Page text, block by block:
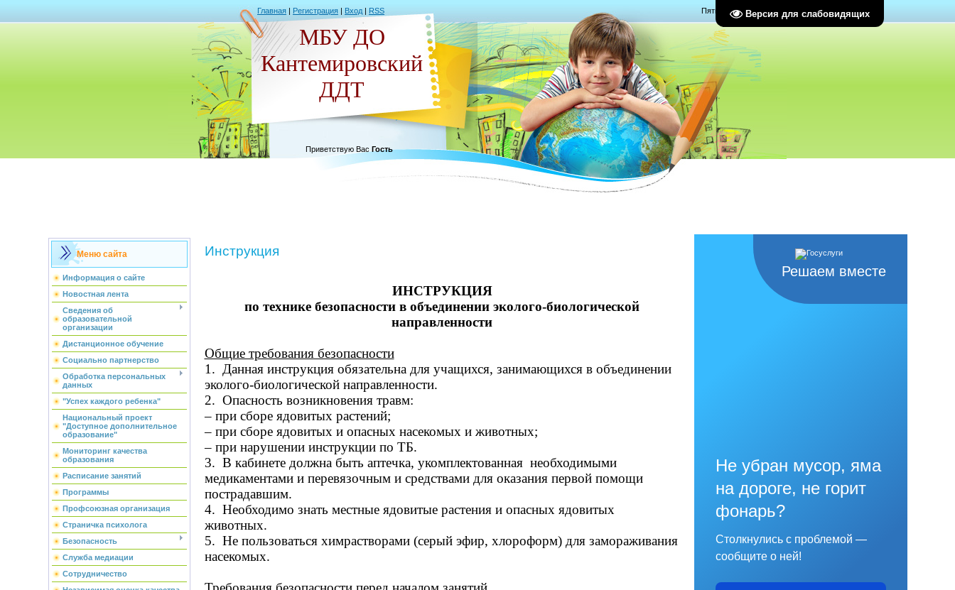
Версия для слабовидящих
Главная | Регистрация | Вход | RSS Пятница, 07.08.2026, 11:13
МБУ ДО
Кантемировский
ДДТ
Приветствую Вас Гость
Меню сайта
Информация о сайте
Новостная лента
Сведения об
образовательной
организации
Дистанционное обучение
Социально партнерство
Обработка персональных
данных
"Успех каждого ребенка"
Национальный проект
"Доступное дополнительное
образование"
Мониторинг качества
образования
Расписание занятий
Программы
Профсоюзная организация
Страничка психолога
Безопасность
Служба медиации
Сотрудничество
Инструкция
ИНСТРУКЦИЯ
по технике безопасности в объединении эколого-биологической
направленности
Общие требования безопасности
1. Данная инструкция обязательна для учащихся, занимающихся в объединении
эколого-биологической направленности.
2. Опасность возникновения травм:
– при сборе ядовитых растений;
– при сборе ядовитых и опасных насекомых и животных;
– при нарушении инструкции по ТБ.
3. В кабинете должна быть аптечка, укомплектованная необходимыми
медикаментами и перевязочным и средствами для оказания первой помощи
пострадавшим.
4. Необходимо знать местные ядовитые растения и опасных ядовитых
животных.
5. Не пользоваться химрастворами (серый эфир, хлороформ) для замораживания
насекомых.
Решаем вместе
Не убран мусор, яма
на дороге, не горит
фонарь?
Столкнулись с проблемой —
сообщите о ней!